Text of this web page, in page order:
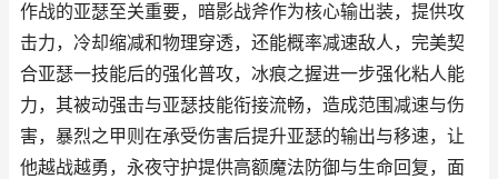
作战的亚瑟至关重要，暗影战斧作为核心输出装，提供攻
击力，冷却缩减和物理穿透，还能概率减速敌人，完美契
合亚瑟一技能后的强化普攻，冰痕之握进一步强化粘人能
力，其被动强击与亚瑟技能衔接流畅，造成范围减速与伤
害，暴烈之甲则在承受伤害后提升亚瑟的输出与移速，让
他越战越勇，永夜守护提供高额魔法防御与生命回复，面